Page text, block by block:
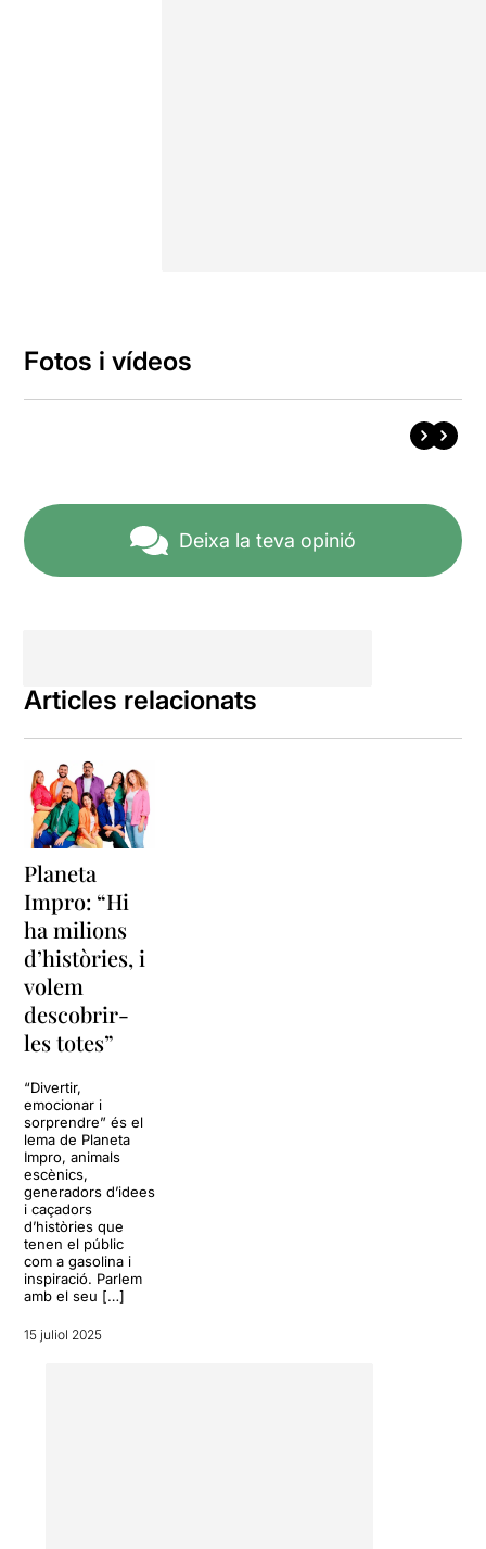
Fotos i vídeos
Deixa la teva opinió
Articles relacionats
Planeta
Impro: “Hi
ha milions
d’històries, i
volem
descobrir-
les totes”
“Divertir,
emocionar i
sorprendre” és el
lema de Planeta
Impro, animals
escènics,
generadors d’idees
i caçadors
d’històries que
tenen el públic
com a gasolina i
inspiració. Parlem
amb el seu […]
15 juliol 2025